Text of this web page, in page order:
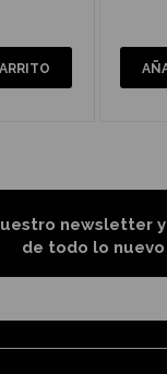
newsletter
de todo lo nuevo